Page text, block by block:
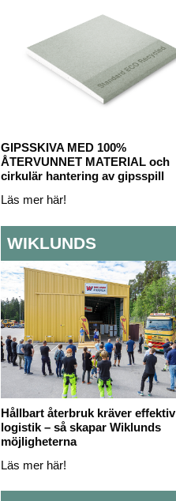
GIPSSKIVA MED 100%
ÅTERVUNNET MATERIAL och
cirkulär hantering av gipsspill
Läs mer här!
WIKLUNDS
Hållbart återbruk kräver effektiv
logistik – så skapar Wiklunds
möjligheterna
Läs mer här!